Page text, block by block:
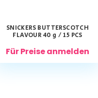
SNICKERS BUTTERSCOTCH
FLAVOUR 40 g / 15 PCS
Für Preise anmelden